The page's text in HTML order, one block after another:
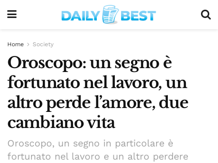
Home Society
Oroscopo: un segno è
fortunato nel lavoro, un
altro perde l’amore, due
cambiano vita
Oroscopo, un segno in particolare è
fortunato nel lavoro e un altro perdere